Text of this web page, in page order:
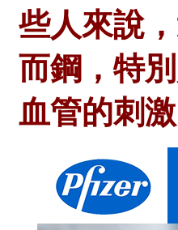
些人來說
而鋼，特
血管的刺